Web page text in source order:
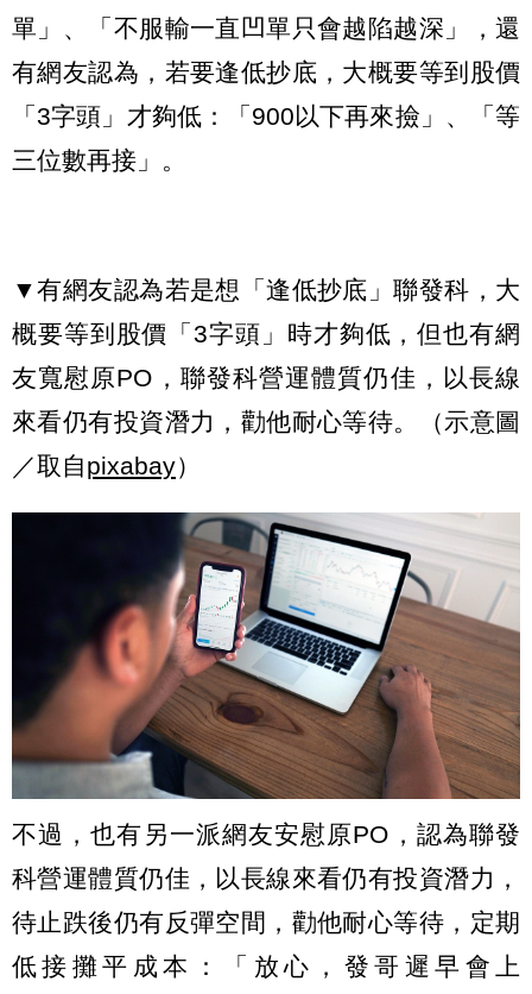
單」、「不服輸一直凹單只會越陷越深」，還
有網友認為，若要逢低抄底，大概要等到股價
「3字頭」才夠低：「900以下再來撿」、「等
三位數再接」。
▼有網友認為若是想「逢低抄底」聯發科，大
概要等到股價「3字頭」時才夠低，但也有網
友寬慰原PO，聯發科營運體質仍佳，以長線
來看仍有投資潛力，勸他耐心等待。（示意圖
／取自pixabay）
不過，也有另一派網友安慰原PO，認為聯發
科營運體質仍佳，以長線來看仍有投資潛力，
待止跌後仍有反彈空間，勸他耐心等待，定期
低接攤平成本：「放心，發哥遲早會上